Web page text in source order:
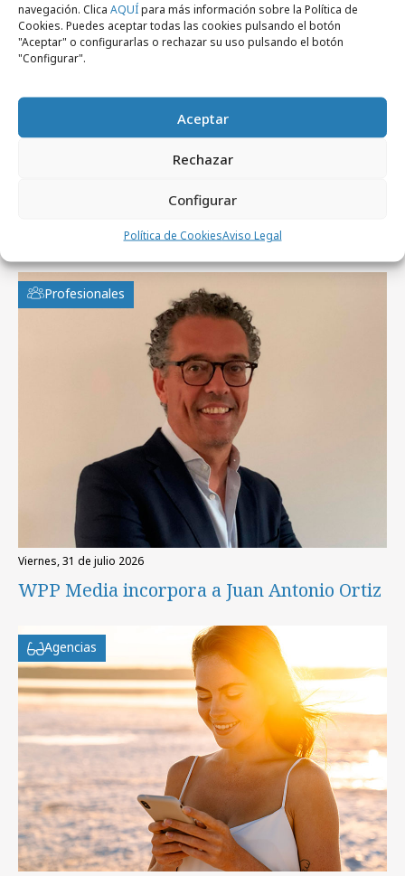
navegación. Clica AQUÍpara más información sobre la Política de
Cookies. Puedes aceptar todas las cookies pulsando el botón
"Aceptar" o configurarlas o rechazar su uso pulsando el botón
"Configurar".
Aceptar
Rechazar
Configurar
Política de CookiesAviso Legal
Noticias Relacionadas
No se han encontrado noticias relacionadas.
Artículos recientes
Profesionales
viernes, 31 de julio 2026
WPP Media incorpora a Juan Antonio Ortiz
Agencias